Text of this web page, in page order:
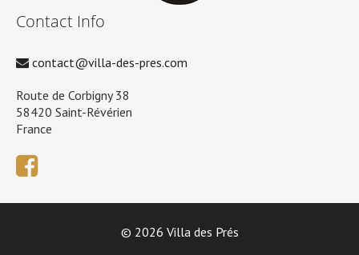
Contact Info
contact@villa-des-pres.com
Route de Corbigny 38
58420 Saint-Révérien
France
© 2026 Villa des Prés